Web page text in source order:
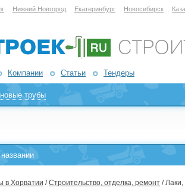
Нижний Новгород Екатеринбург Новосибирск
Компании Статьи Тендеры
трубы
названии
в Хорватии /Строительство, отделка, ремонт / Лаки,